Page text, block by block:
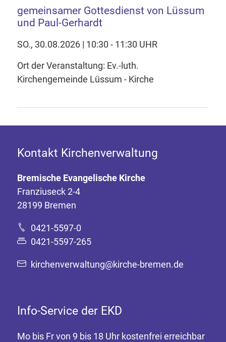
gemeinsamer Gottesdienst von Lüssum
und Paul-Gerhardt
SO., 30.08.2026 | 10:30 - 11:30 UHR
Ort der Veranstaltung: Ev.-luth.
Kirchengemeinde Lüssum - Kirche
Kontakt Kirchenverwaltung
Bremische Evangelische Kirche
Franziuseck 2-4
28199 Bremen
0421-5597-0
0421-5597-265
kirchenverwaltung@kirche-bremen.de
Info-Service der EKD
Mo bis Fr von 9 bis 18 Uhr kostenfrei erreichbar